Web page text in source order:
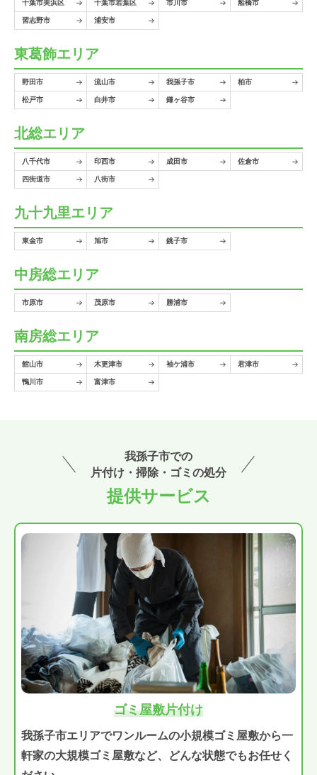
千葉市美浜区 千葉市若葉区 市川市 船橋市
習志野市 浦安市
東葛飾エリア
野田市 流山市 我孫子市 柏市
松戸市 白井市 鎌ヶ谷市
北総エリア
八千代市 印西市 成田市 佐倉市
四街道市 八街市
九十九里エリア
東金市 旭市 銚子市
中房総エリア
市原市 茂原市 勝浦市
南房総エリア
館山市 木更津市 袖ケ浦市 君津市
鴨川市 富津市
我孫子市での
片付け・掃除・ゴミの処分
提供サービス
ゴミ屋敷片付け
我孫子市エリアでワンルームの小規模ゴミ屋敷から一
軒家の大規模ゴミ屋敷など、どんな状態でもお任せく